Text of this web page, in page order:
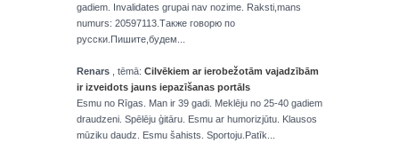
gadiem. Invalidates grupai nav nozime. Raksti,mans
numurs: 20597113.Также говорю по
русски.Пишите,будем...
Renars , tēmā: Cilvēkiem ar ierobežotām vajadzībām
ir izveidots jauns iepazīšanas portāls
Esmu no Rīgas. Man ir 39 gadi. Meklēju no 25-40 gadiem
draudzeni. Spēlēju ģitāru. Esmu ar humorizjūtu. Klausos
mūziku daudz. Esmu šahists. Sportoju.Patīk...